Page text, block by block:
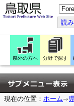
こ
の
ペ
ー
ジ
翻
訳
す
る
読
県外の方へ 分野で探す
現在の位置： ホーム